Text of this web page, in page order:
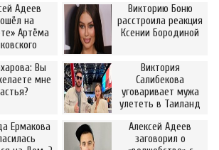
Адеев
на
Артёма
Викторию Боню
расстроила реакция
Ксении Бородиной
Вы
мне
Виктория
Салибекова
уговаривает мужа
улететь в Таиланд
Ермакова
Алексей Адеев
заговорил о